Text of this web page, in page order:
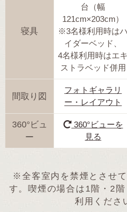
寝具
台（幅
121cm×203cm）
※3名様利用時はハ
イダーベッド、
4名様利用時はエキ
ストラベッド併用
間取り図
フォトギャラリ
ー・レイアウト
360°ビュ
ー
360°ビューを
見る
※全客室内を禁煙とさせ
す。喫煙の場合は1階・2
利用くださ